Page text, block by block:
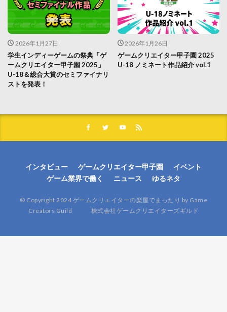
2026年1月27日
学生インディーゲームの祭典「ゲ
ームクリエイター甲子園 2025」
U-18＆総合大賞のセミファイナリ
ストを発表！
2026年1月26日
ゲームクリエイター甲子園 2025
U-18 ノミネート作品紹介 vol.1
インタビュー ゲームクリエイター甲子園
イベント
ゲーム業界で働く
ニュース ゆるネタ
© Copyright 2024 ゲームクリエイターの楽屋でまったり by Game
Creators Guild 株式会社ゲームクリエイターズギルド